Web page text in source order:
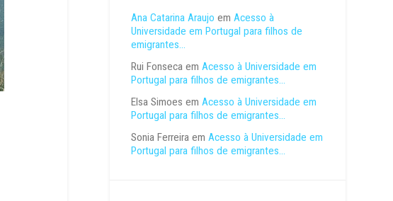
Ana Catarina Araujo emAcesso à
Universidade em Portugal para filhos de
emigrantes…
Rui Fonseca emAcesso à Universidade em
Portugal para filhos de emigrantes…
Elsa Simoes emAcesso à Universidade em
Portugal para filhos de emigrantes…
Sonia Ferreira emAcesso à Universidade em
Portugal para filhos de emigrantes…